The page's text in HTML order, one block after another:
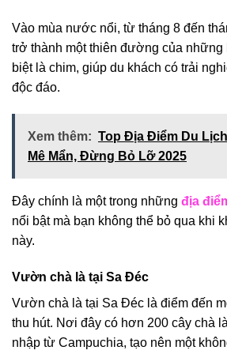
Vào mùa nước nổi, từ tháng 8 đến
trở thành một thiên đường của những
biệt là chim, giúp du khách có trải
độc đáo.
Xem thêm: Top Địa Điểm Du
Mê Mẩn, Đừng Bỏ Lỡ 2025
Đây chính là một trong những địa
nổi bật mà bạn không thể bỏ qua khi
này.
Vườn chà là tại Sa Đéc
Vườn chà là tại Sa Đéc là điểm đến
thu hút. Nơi đây có hơn 200 cây chà
nhập từ Campuchia, tạo nên một